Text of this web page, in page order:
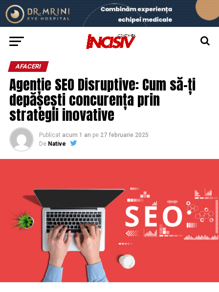
AFACERI
Agenție SEO Disruptive: Cum să-ți
depășești concurența prin
strategii inovative
Publicat acum 1 an pe 27 februarie 2025
De Native